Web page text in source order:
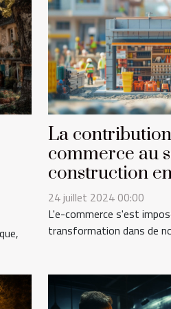
La
commerce au
construction
24 juillet 2024 00:00
L'e-commerce s'est
transformation dans de